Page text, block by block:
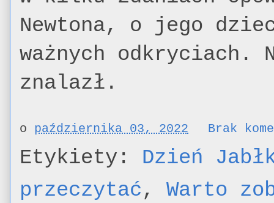
Newtona, o jego
ważnych odkryciach.
znalazł.
o października 03, 2022 Brak
Etykiety: Dzień
przeczytać, Warto